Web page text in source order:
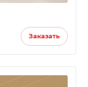
Заказать